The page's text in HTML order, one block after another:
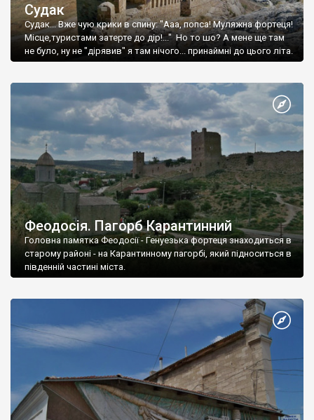
Судак
Судак... Вже чую крики в спину: "Ааа, попса! Муляжна фортеця!
Місце,туристами затерте до дір!..." Но то шо? А мене ще там
не було, ну не "дірявив" я там нічого... принаймні до цього літа.
Феодосія. Пагорб Карантинний
Головна памятка Феодосії - Генуезька фортеця знаходиться в
старому районі - на Карантинному пагорбі, який підноситься в
південній частині міста.